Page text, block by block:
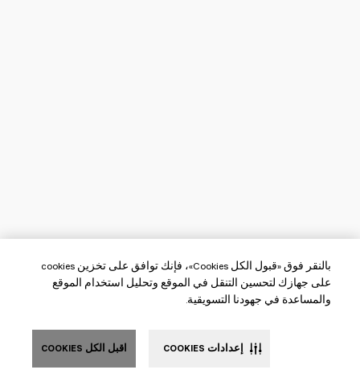
بالنقر فوق «قبول الكل Cookies»، فإنك توافق على تخزين cookies
على جهازك لتحسين التنقل في الموقع وتحليل استخدام الموقع
والمساعدة في جهودنا التسويقية.
اقبل الكل COOKIES إعدادات COOKIES